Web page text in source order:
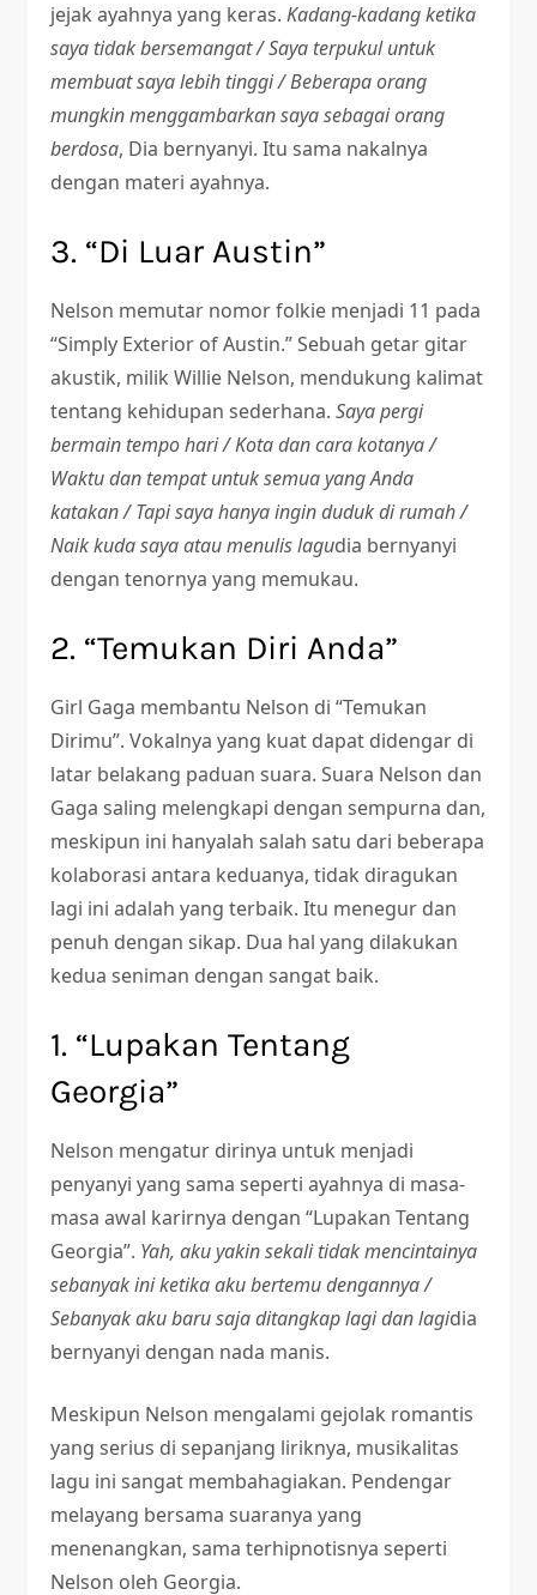
jejak ayahnya yang keras.Kadang-kadang ketika
saya tidak bersemangat / Saya terpukul untuk
membuat saya lebih tinggi / Beberapa orang
mungkin menggambarkan saya sebagai orang
berdosa, Dia bernyanyi. Itu sama nakalnya
dengan materi ayahnya.
3. “Di Luar Austin”
Nelson memutar nomor folkie menjadi 11 pada
“Simply Exterior of Austin.” Sebuah getar gitar
akustik, milik Willie Nelson, mendukung kalimat
tentang kehidupan sederhana.Saya pergi
bermain tempo hari / Kota dan cara kotanya /
Waktu dan tempat untuk semua yang Anda
katakan / Tapi saya hanya ingin duduk di rumah /
Naik kuda saya atau menulis lagudia bernyanyi
dengan tenornya yang memukau.
2. “Temukan Diri Anda”
Girl Gaga membantu Nelson di “Temukan
Dirimu”. Vokalnya yang kuat dapat didengar di
latar belakang paduan suara. Suara Nelson dan
Gaga saling melengkapi dengan sempurna dan,
meskipun ini hanyalah salah satu dari beberapa
kolaborasi antara keduanya, tidak diragukan
lagi ini adalah yang terbaik. Itu menegur dan
penuh dengan sikap. Dua hal yang dilakukan
kedua seniman dengan sangat baik.
1. “Lupakan Tentang
Georgia”
Nelson mengatur dirinya untuk menjadi
penyanyi yang sama seperti ayahnya di masa-
masa awal karirnya dengan “Lupakan Tentang
Georgia”. Yah, aku yakin sekali tidak mencintainya
sebanyak ini ketika aku bertemu dengannya /
Sebanyak aku baru saja ditangkap lagi dan lagidia
bernyanyi dengan nada manis.
Meskipun Nelson mengalami gejolak romantis
yang serius di sepanjang liriknya, musikalitas
lagu ini sangat membahagiakan. Pendengar
melayang bersama suaranya yang
menenangkan, sama terhipnotisnya seperti
Nelson oleh Georgia.